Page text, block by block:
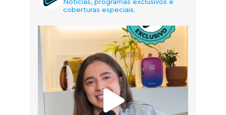
coberturas especiais.